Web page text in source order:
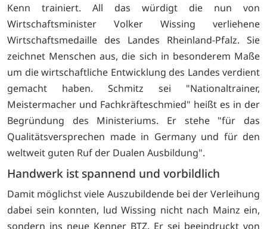
Kenn trainiert. All das würdigt die nun von
Wirtschaftsminister Volker Wissing verliehene
Wirtschaftsmedaille des Landes Rheinland-Pfalz. Sie
zeichnet Menschen aus, die sich in besonderem Maße
um die wirtschaftliche Entwicklung des Landes verdient
gemacht haben. Schmitz sei "Nationaltrainer,
Meistermacher und Fachkräfteschmied" heißt es in der
Begründung des Ministeriums. Er stehe "für das
Qualitätsversprechen made in Germany und für den
weltweit guten Ruf der Dualen Ausbildung".
Handwerk ist spannend und vorbildlich
Damit möglichst viele Auszubildende bei der Verleihung
dabei sein konnten, lud Wissing nicht nach Mainz ein,
sondern ins neue Kenner BTZ. Er sei beeindruckt von